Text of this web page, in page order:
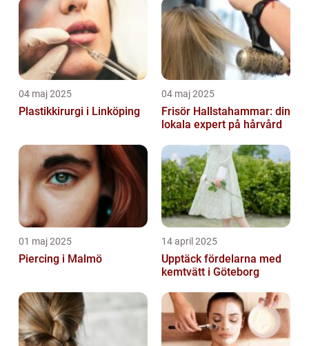
04 maj 2025
Plastikkirurgi i Linköping
04 maj 2025
Frisör Hallstahammar: din
lokala expert på hårvård
01 maj 2025
Piercing i Malmö
14 april 2025
Upptäck fördelarna med
kemtvätt i Göteborg